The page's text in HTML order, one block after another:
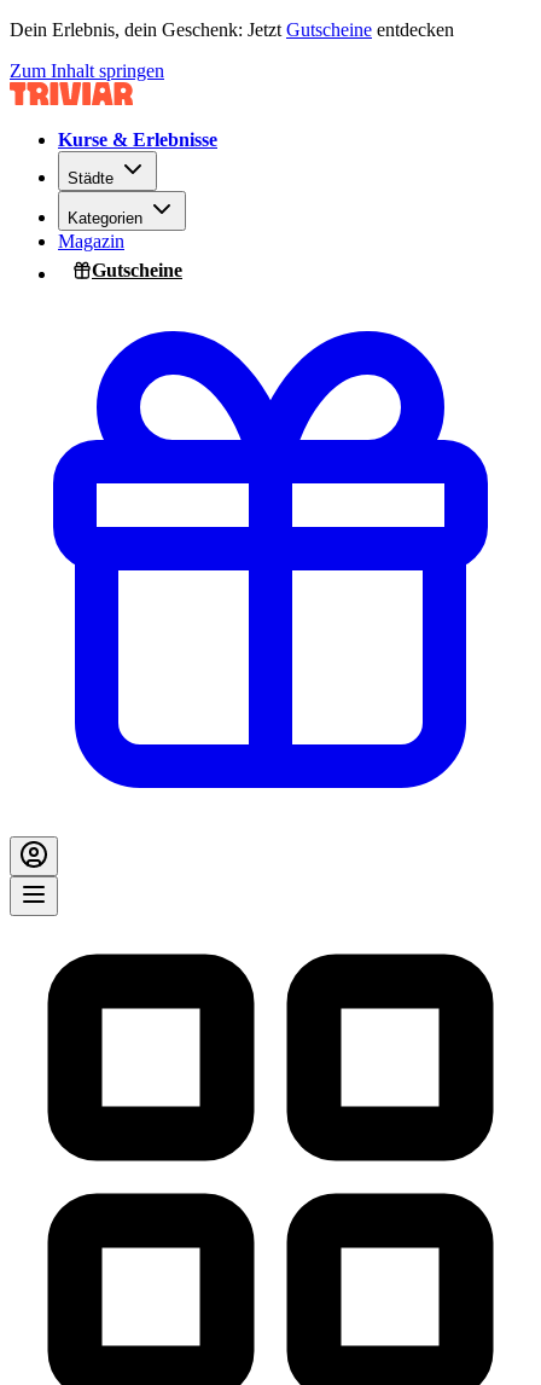
Dein Erlebnis, dein Geschenk: Jetzt Gutscheine entdecken
Zum Inhalt springen
Kurse & Erlebnisse
Städte
Kategorien
Magazin
Gutscheine